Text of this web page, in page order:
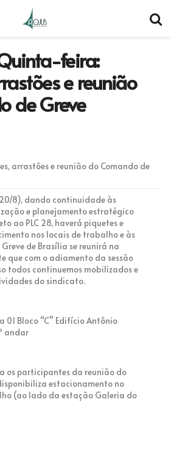
feira:
e reunião
de Greve
arrastões e reunião do Comando de
8), dando continuidade às
e planejamento estratégico
ao PLC 28, haverá piquetes e
nos locais de trabalho e às
de Brasília se reunirá na
que com o adiamento da sessão
todos continuemos mobilizados e
do sindicato.
01 Bloco “C” Edifício Antônio
andar
os participantes da reunião do
estacionamento no
(ao lado da estação Galeria do